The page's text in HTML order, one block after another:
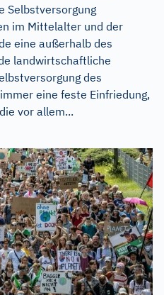
Selbstversorgung
im Mittelalter und der
eine außerhalb des
landwirtschaftliche
des
eine feste Einfriedung,
vor allem...